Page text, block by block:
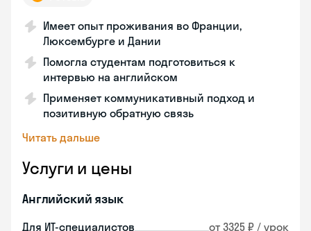
Имеет опыт проживания во Франции,
Люксембурге и Дании
Помогла студентам подготовиться к
интервью на английском
Применяет коммуникативный подход и
позитивную обратную связь
Читать дальше
Услуги и цены
Английский язык
Для ИТ-специалистов от 3325 ₽ / урок